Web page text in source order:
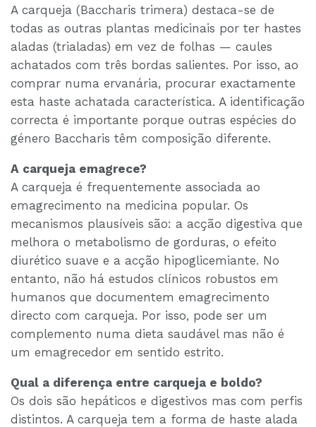
A carqueja (Baccharis trimera) destaca-se de
todas as outras plantas medicinais por ter hastes
aladas (trialadas) em vez de folhas — caules
achatados com três bordas salientes. Por isso, ao
comprar numa ervanária, procurar exactamente
esta haste achatada característica. A identificação
correcta é importante porque outras espécies do
género Baccharis têm composição diferente.
A carqueja emagrece?
A carqueja é frequentemente associada ao
emagrecimento na medicina popular. Os
mecanismos plausíveis são: a acção digestiva que
melhora o metabolismo de gorduras, o efeito
diurético suave e a acção hipoglicemiante. No
entanto, não há estudos clínicos robustos em
humanos que documentem emagrecimento
directo com carqueja. Por isso, pode ser um
complemento numa dieta saudável mas não é
um emagrecedor em sentido estrito.
Qual a diferença entre carqueja e boldo?
Os dois são hepáticos e digestivos mas com perfis
distintos. A carqueja tem a forma de haste alada